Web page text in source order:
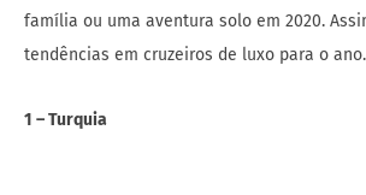
família ou uma aventura solo em 2020.
tendências em cruzeiros de luxo para o
1 – Turquia